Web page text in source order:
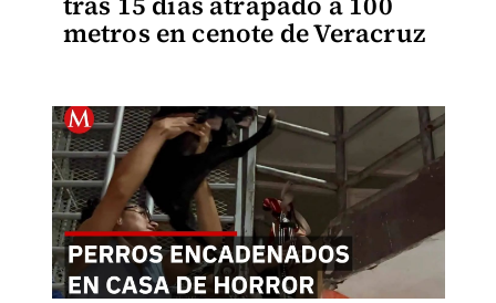
metros en cenote de Veracruz